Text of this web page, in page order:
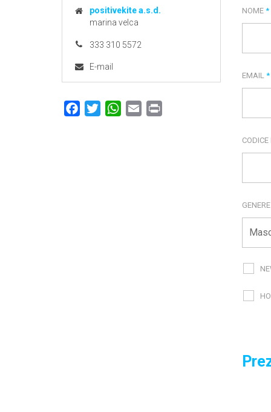
positivekite a.s.d.
marina velca
333 310 5572
E-mail
FacebookTwitterWhatsApp
Email
NOME *
EMAIL *